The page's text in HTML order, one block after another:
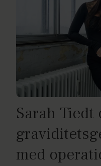
Sarah Tiedt
med